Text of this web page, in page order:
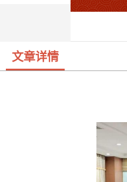
文章详情